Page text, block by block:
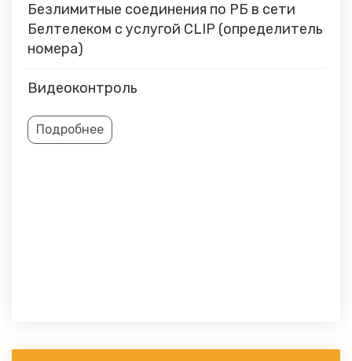
Безлимитные соединения по РБ в сети
Белтелеком с услугой CLIP (определитель
номера)
Видеоконтроль
Подробнее